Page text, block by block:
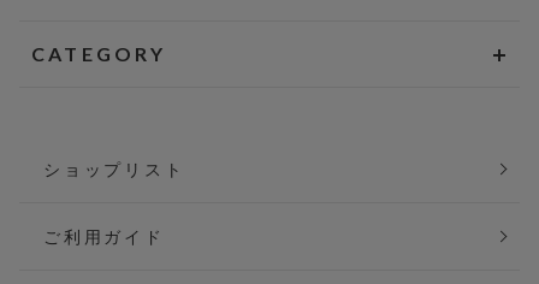
CATEGORY
ショップリスト
ご利用ガイド